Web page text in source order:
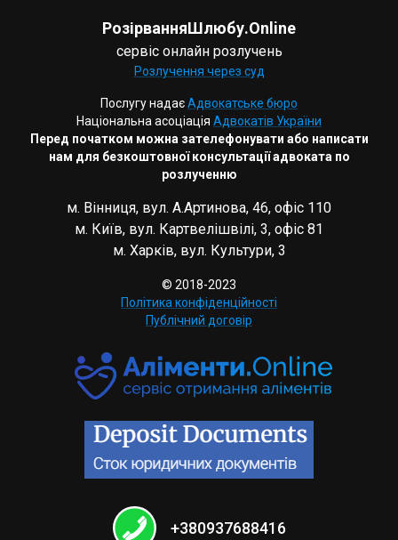
РозірванняШлюбу.Online
сервіс онлайн розлучень
Розлучення через суд
Послугу надаєАдвокатське бюро
Національна асоціація Адвокатів України
Перед початком можна зателефонувати або написати
нам для безкоштовної консультації адвоката по
розлученню
м. Вінниця, вул. А.Артинова, 46, офіс 110
м. Київ, вул. Картвелішвілі, 3, офіс 81
м. Харків, вул. Культури, 3
© 2018-2023
Політика конфіденційності
Публічний договір
+380937688416